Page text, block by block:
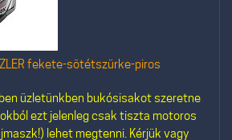
fekete-sötétszürke-piros
üzletünkben bukósisakot szeretne
ezt jelenleg csak tiszta motoros
lehet megtenni. Kérjük vagy